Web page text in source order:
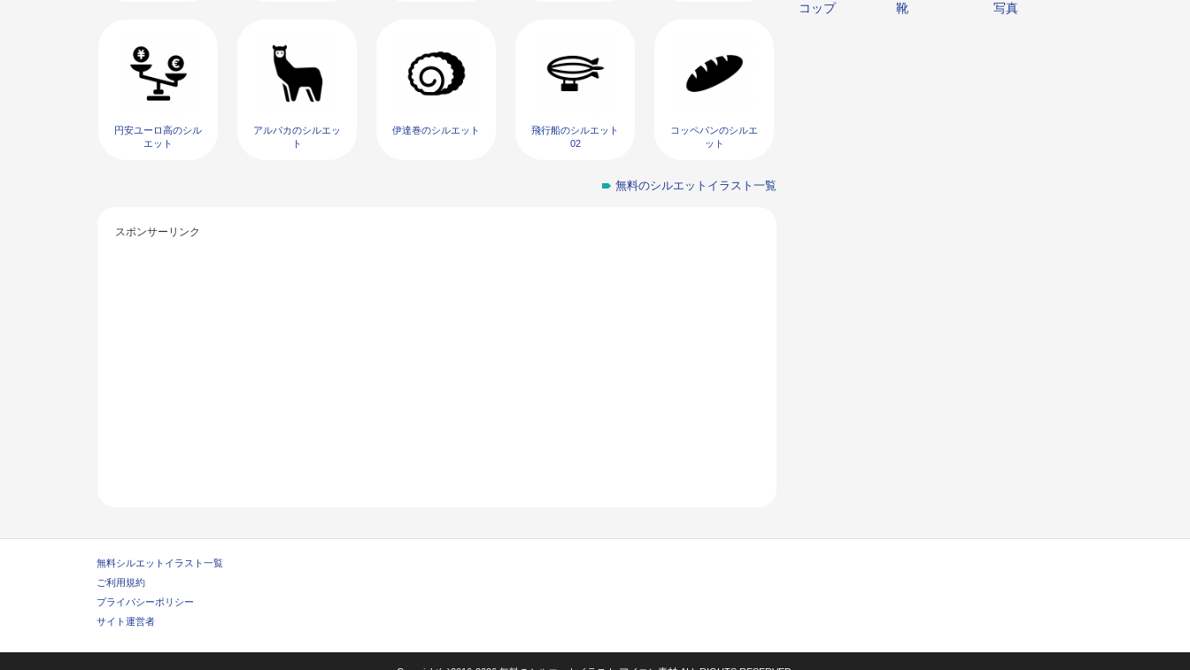
円安ユーロ高のシル
エット
アルパカのシルエッ
ト
伊達巻のシルエット
飛行船のシルエット
02
コッペパンのシルエ
ット
無料のシルエットイラスト一覧
スポンサーリンク
コップ
靴 写真
無料シルエットイラスト一覧
ご利用規約
プライバシーポリシー
サイト運営者